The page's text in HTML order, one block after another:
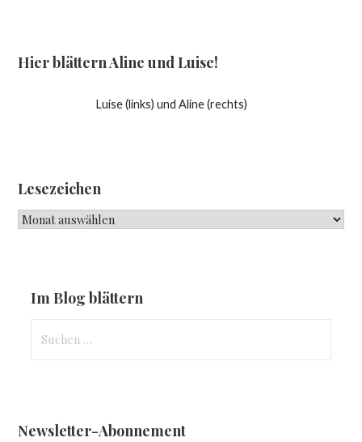
Hier blättern Aline und Luise!
Luise (links) und Aline (rechts)
Lesezeichen
Lesezeichen
Im Blog blättern
nach:
Newsletter-Abonnement